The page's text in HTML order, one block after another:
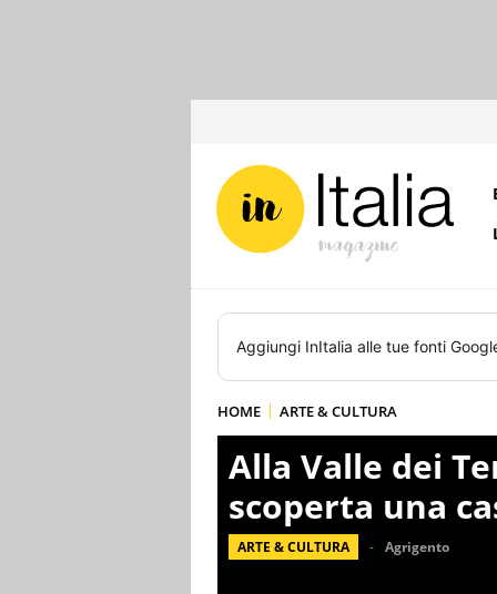
Aggiungi InItalia alle tue fonti
HOME ARTE & CULTURA
Alla Valle dei
scoperta una
ARTE & CULTURA Agrigento